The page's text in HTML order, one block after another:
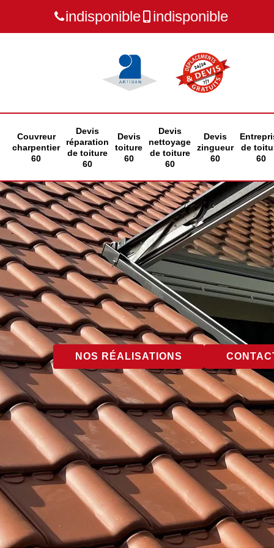
indisponible indisponible
Couvreur
charpentier
60
Devis
réparation
de toiture
60
Devis
toiture
60
Devis
nettoyage
de toiture
60
Devis
zingueur
60
de
60
NOS RÉALISATIONS